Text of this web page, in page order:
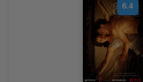
6.4